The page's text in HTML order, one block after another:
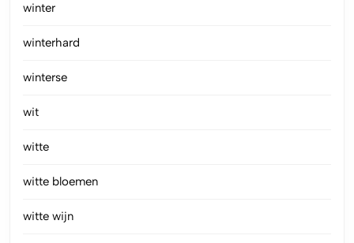
winter
winterhard
winterse
wit
witte
witte bloemen
witte wijn